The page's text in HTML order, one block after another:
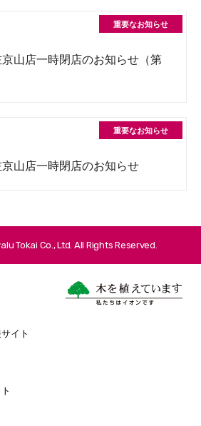
山店一時閉店のお知らせ（第
山店一時閉店のお知らせ
Tokai Co., Ltd. All Rights Reserved.
イト